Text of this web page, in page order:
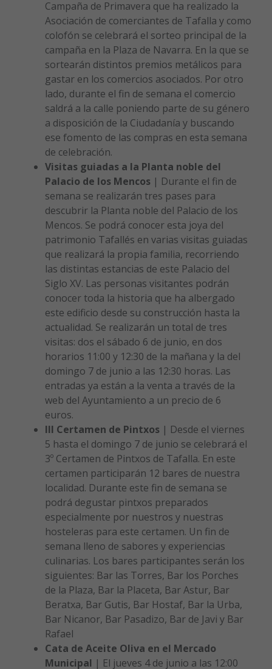
Campaña de Primavera que ha realizado la
Asociación de comerciantes de Tafalla y como
colofón se celebrará el sorteo principal de la
campaña en la Plaza de Navarra. En la que se
sortearán distintos premios metálicos para
gastar en los comercios asociados. Por otro
lado, durante el fin de semana el comercio
saldrá a la calle poniendo parte de su género
a disposición de la Ciudadanía y buscando
ese fomento de las compras en esta semana
de celebración.
Visitas guiadas a la Planta noble del
Palacio de los Mencos| Durante el fin de
semana se realizarán tres pases para
descubrir la Planta noble del Palacio de los
Mencos. Se podrá conocer esta joya del
patrimonio Tafallés en varias visitas guiadas
que realizará la propia familia, recorriendo
las distintas estancias de este Palacio del
Siglo XV. Las personas visitantes podrán
conocer toda la historia que ha albergado
este edificio desde su construcción hasta la
actualidad. Se realizarán un total de tres
visitas: dos el sábado 6 de junio, en dos
horarios 11:00 y 12:30 de la mañana y la del
domingo 7 de junio a las 12:30 horas. Las
entradas ya están a la venta a través de la
web del Ayuntamiento a un precio de 6
euros.
III Certamen de Pintxos| Desde el viernes
5 hasta el domingo 7 de junio se celebrará el
3º Certamen de Pintxos de Tafalla. En este
certamen participarán 12 bares de nuestra
localidad. Durante este fin de semana se
podrá degustar pintxos preparados
especialmente por nuestros y nuestras
hosteleras para este certamen. Un fin de
semana lleno de sabores y experiencias
culinarias. Los bares participantes serán los
siguientes: Bar las Torres, Bar los Porches
de la Plaza, Bar la Placeta, Bar Astur, Bar
Beratxa, Bar Gutis, Bar Hostaf, Bar la Urba,
Bar Nicanor, Bar Pasadizo, Bar de Javi y Bar
Rafael
Cata de Aceite Oliva en el Mercado
Municipal | El jueves 4 de junio a las 12:00